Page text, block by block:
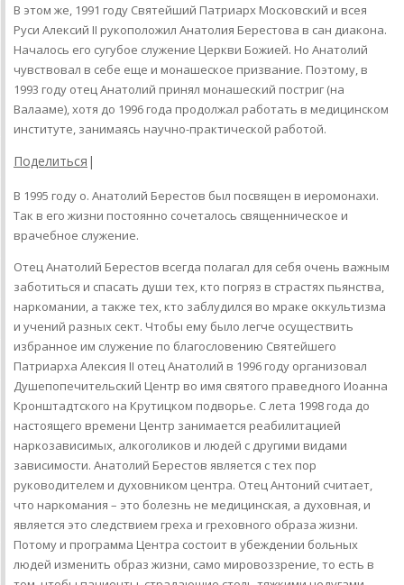
В этом же, 1991 году Святейший Патриарх Московский и всея
Руси Алексий II рукоположил Анатолия Берестова в сан диакона.
Началось его сугубое служение Церкви Божией. Но Анатолий
чувствовал в себе еще и монашеское призвание. Поэтому, в
1993 году отец Анатолий принял монашеский постриг (на
Валааме), хотя до 1996 года продолжал работать в медицинском
институте, занимаясь научно-практической работой.
Поделиться |
В 1995 году о. Анатолий Берестов был посвящен в иеромонахи.
Так в его жизни постоянно сочеталось священническое и
врачебное служение.
Отец Анатолий Берестов всегда полагал для себя очень важным
заботиться и спасать души тех, кто погряз в страстях пьянства,
наркомании, а также тех, кто заблудился во мраке оккультизма
и учений разных сект. Чтобы ему было легче осуществить
избранное им служение по благословению Святейшего
Патриарха Алексия II отец Анатолий в 1996 году организовал
Душепопечительский Центр во имя святого праведного Иоанна
Кронштадтского на Крутицком подворье. С лета 1998 года до
настоящего времени Центр занимается реабилитацией
наркозависимых, алкоголиков и людей с другими видами
зависимости. Анатолий Берестов является с тех пор
руководителем и духовником центра. Отец Антоний считает,
что наркомания – это болезнь не медицинская, а духовная, и
является это следствием греха и греховного образа жизни.
Потому и программа Центра состоит в убеждении больных
людей изменить образ жизни, само мировоззрение, то есть в